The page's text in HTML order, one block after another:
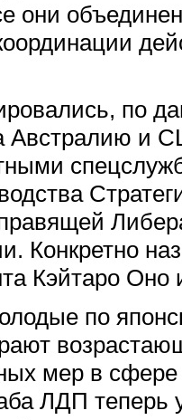
они
по
Австралию
Конкретно
Кэйтаро Оно
по
мер в
ЛДП